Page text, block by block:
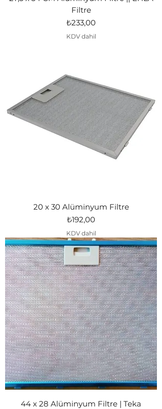
Filtre
Fiyat
₺233,00
KDV dahil
20 x 30 Alüminyum Filtre
Fiyat
₺192,00
KDV dahil
44 x 28 Alüminyum Filtre | Teka